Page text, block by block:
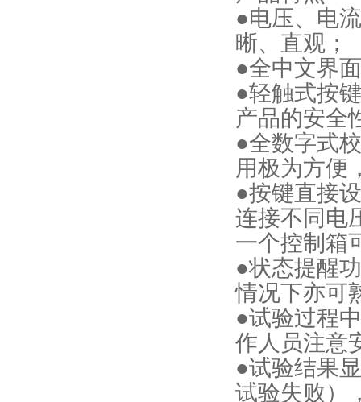
●电压、电
晰、直观；
●全中文界
●轻触式按
产品的安全
●全数字式
用极为方便
●按键直接
连接不同电
一个控制箱
●状态提醒
情况下亦可
●试验过程
作人员注意
●试验结果
试验失败）